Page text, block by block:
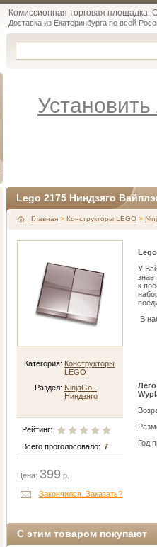
Комиссионная торговая площадка.
Доставка из Екатеринбурга по всей
Lego 2175 Ниндзяго
Главная > Конструкторы LEGO >
Категория: Конструкторы
LEGO
Раздел: NinjaGo -
Ниндзяго
Рейтинг:
Всего проголосовало: 7
Цена: 399 р.
Закончился. Заказать?
У
к
В
Год
С этим товаром покупают